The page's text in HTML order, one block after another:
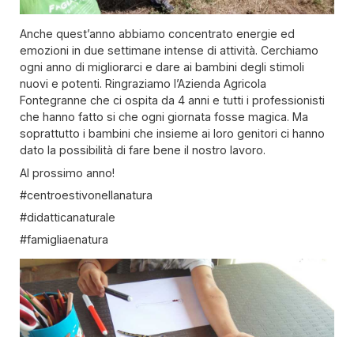
Anche quest’anno abbiamo concentrato energie ed
emozioni in due settimane intense di attività. Cerchiamo
ogni anno di migliorarci e dare ai bambini degli stimoli
nuovi e potenti. Ringraziamo l’Azienda Agricola
Fontegranne che ci ospita da 4 anni e tutti i professionisti
che hanno fatto si che ogni giornata fosse magica. Ma
soprattutto i bambini che insieme ai loro genitori ci hanno
dato la possibilità di fare bene il nostro lavoro.
Al prossimo anno!
#centroestivonellanatura
#didatticanaturale
#famigliaenatura